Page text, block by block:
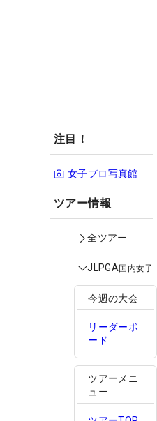
注目！
女子プロ写真館
ツアー情報
全ツアー
JLPGA国内女子
今週の大会
リーダーボ
ード
ツアーメニ
ュー